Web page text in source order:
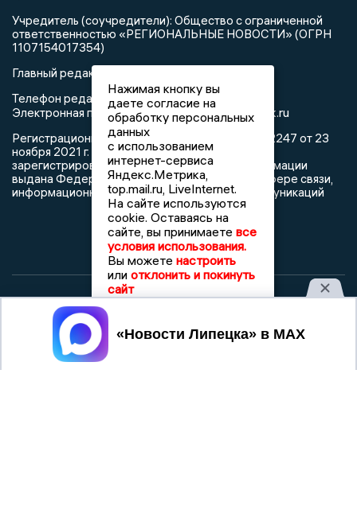
Учредитель (соучредители): Общество с ограниченной
ответственностью «РЕГИОНАЛЬНЫЕ НОВОСТИ» (ОГРН
1107154017354)
Главный редактор: Герцог Е.Г.
Телефон редакции: +7 903 699 9427
Электронная почта редакции:info@newslipetsk.ru
Регистрационный номер: серия Эл № ФС77-82247 от 23
ноября 2021 г. согласно выписке из реестра
зарегистрированных средств массовой информации
выдана Федеральной службой по надзору в сфере связи,
информационных технологий и массовых коммуникаций
При использовании любого материала с данного сайта
гиперссылка на Сетевое издание «Новости Липецка»
обязательна.
Сообщения на сером фоне размещены на правах рекламы
Нажимая кнопку вы
даете согласие на
обработку персональных
данных
с использованием
интернет-сервиса
Яндекс.Метрика,
top.mail.ru, LiveInternet.
На сайте используются
cookie. Оставаясь на
сайте, вы принимаете все
условия использования.
Вы можете настроить
или отклонить и покинуть
сайт
Принять